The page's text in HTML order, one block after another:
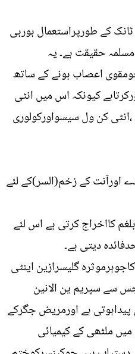
کے طورپراستعمال ہورہی
حقیقت ہے۔ یہ
جومقوی اعصاب ہونے کے ساتھ
کیونکہ اس میں انٹی
،انٹی کن ول سیسواورکولوری
کے زخم(السر)کے لئے
کااخراج کرتی ہے اس لئے
دیتی ہے۔
گلیسرازین اینٹی
سے سپریم ین الانین
پیداہوتی ہے اورمریض جگرکے
ملٹھی کے کیمیائی